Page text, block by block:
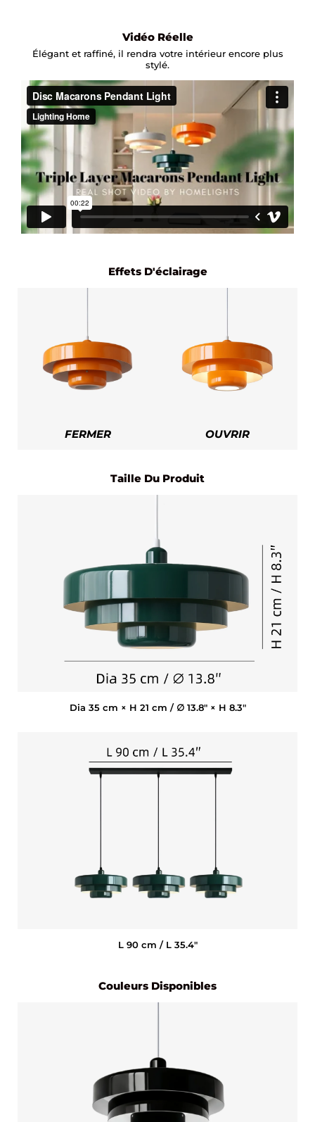
Vidéo Réelle
Élégant et raffiné, il rendra votre intérieur encore plus
stylé.
Effets D'éclairage
FERMER OUVRIR
Taille Du Produit
Dia 35 cm × H 21 cm / ∅ 13.8″ × H 8.3″
L 90 cm / L 35.4″
Couleurs Disponibles